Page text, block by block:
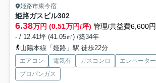
姫路市東今宿
姫路ガスビル302
6.38万円 (0.51万円/坪) 管理/共益費6,600円
- / 12.41坪 (41.05㎡) /築34年
山陽本線「姫路」駅 徒歩22分
エアコン 電気有 ガスコンロ エレベーター
プロパンガス